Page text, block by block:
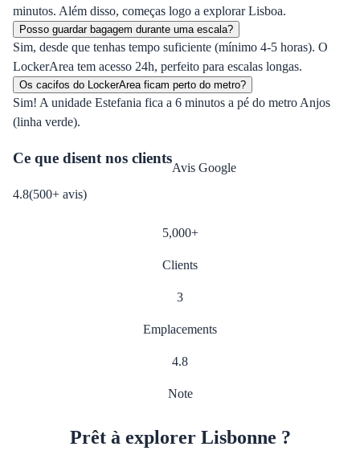
minutos. Além disso, começas logo a explorar Lisboa.
Posso guardar bagagem durante uma escala?
Sim, desde que tenhas tempo suficiente (mínimo 4-5 horas). O
LockerArea tem acesso 24h, perfeito para escalas longas.
Os cacifos do LockerArea ficam perto do metro?
Sim! A unidade Estefania fica a 6 minutos a pé do metro Anjos
(linha verde).
Ce que disent nos clients
4.8(500+ avis)
Avis Google
5,000+
Clients
3
Emplacements
4.8
Note
Prêt à explorer Lisbonne ?